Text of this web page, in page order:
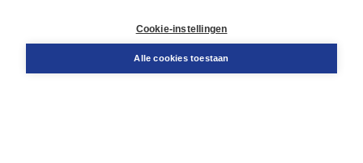
Cookie-instellingen
Alle cookies toestaan